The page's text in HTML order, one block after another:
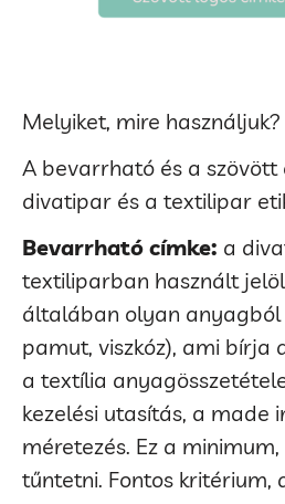
Melyiket, mire használjuk?
A bevarrható és a szövött
divatipar és a textilipar
Bevarrható címke: a
textiliparban használt
általában olyan anyagból
pamut, viszkóz), ami bírja
a textília
kezelési utasítás, a made
méretezés. Ez a
tűntetni. Fontos kritérium,